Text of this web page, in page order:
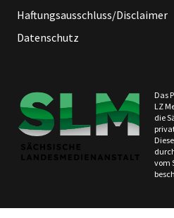
Haftungsausschluss/Disclaimer
Datenschutz
Das
LZ
die
vom